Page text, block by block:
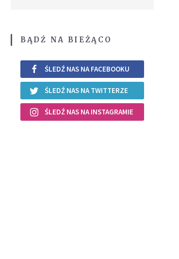
BĄDŹ NA BIEŻĄCO
ŚLEDŹ NAS NA FACEBOOKU
ŚLEDŹ NAS NA TWITTERZE
ŚLEDŹ NAS NA INSTAGRAMIE